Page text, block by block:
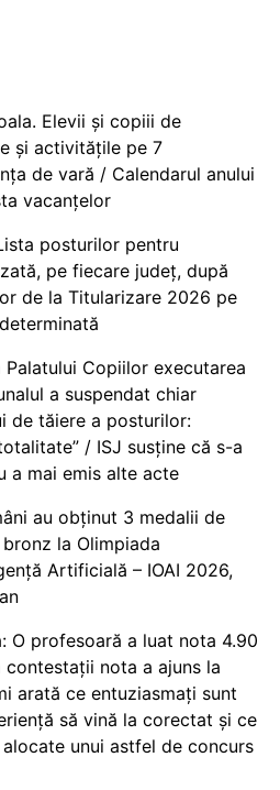
Elevii și copiii de
și activitățile pe 7
de vară / Calendarul anului
vacanțelor
posturilor pentru
pe fiecare județ, după
de la Titularizare 2026 pe
Palatului Copiilor executarea
a suspendat chiar
de tăiere a posturilor:
/ ISJ susține că s-a
a mai emis alte acte
au obținut 3 medalii de
la Olimpiada
Artificială – IOAI 2026,
O profesoară a luat nota 4.90
nota a ajuns la
arată ce entuziasmați sunt
să vină la corectat și ce
unui astfel de concurs